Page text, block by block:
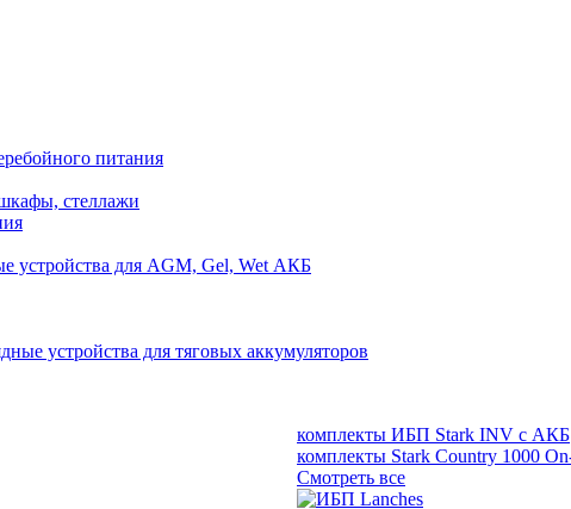
питания
стеллажи
устройства для AGM, Gel, Wet АКБ
устройства для тяговых аккумуляторов
комплекты ИБП Stark INV с АКБ
комплекты Stark Country 1000
Смотреть все